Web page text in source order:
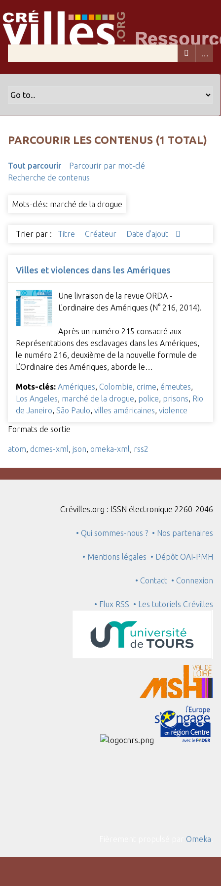
PARCOURIR LES CONTENUS (1 TOTAL)
Tout parcourir
Parcourir par mot-clé
Recherche de contenus
Mots-clés: marché de la drogue
Trier par : Titre Créateur Date d'ajout
Villes et violences dans les Amériques
Une livraison de la revue ORDA -
L'ordinaire des Amériques (N° 216, 2014).
Après un numéro 215 consacré aux
Représentations des esclavages dans les Amériques,
le numéro 216, deuxième de la nouvelle formule de
L’Ordinaire des Amériques, aborde le…
Mots-clés: Amériques Colombie crime émeutes
Los Angeles marché de la drogue police prisons Rio
de Janeiro São Paulo villes américaines violence
Formats de sortie
atom dcmes-xml json omeka-xml rss2
Crévilles.org : ISSN électronique 2260-2046
• Qui sommes-nous ? • Nos partenaires
• Mentions légales • Dépôt OAI-PMH
• Contact • Connexion
• Flux RSS • Les tutoriels Crévilles
Omeka